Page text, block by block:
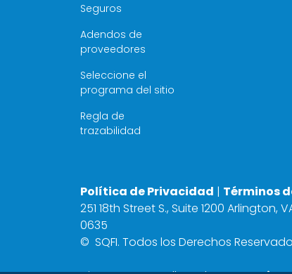
Seguros
Adendos de
proveedores
Seleccione el
programa del sitio
Regla de
trazabilidad
Política de Privacidad | Términos
251 18th Street S., Suite 1200 Arlington,
0635
© SQFI. Todos los Derechos